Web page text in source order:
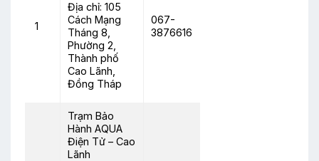
1
Địa chỉ: 105
Cách Mạng
Tháng 8,
Phường 2,
Thành phố
Cao Lãnh,
Đồng Tháp
067-
3876616
Trạm Bảo
Hành AQUA
Điện Tử – Cao
Lãnh